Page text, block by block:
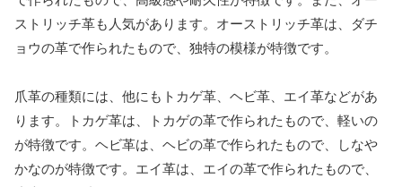
ストリッチ革も人気があります。オーストリッチ革は、ダチ
ョウの革で作られたもので、独特の模様が特徴です。
爪革の種類には、他にもトカゲ革、ヘビ革、エイ革などがあ
ります。トカゲ革は、トカゲの革で作られたもので、軽いの
が特徴です。ヘビ革は、ヘビの革で作られたもので、しなや
かなのが特徴です。エイ革は、エイの革で作られたもので、